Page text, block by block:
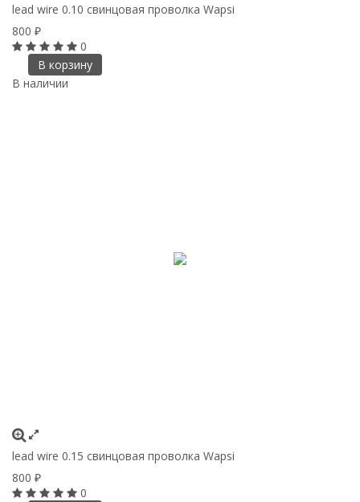
lead wire 0.10 cвинцовая проволка Wapsi
800 ₽
0
В корзину
В наличии
lead wire 0.15 cвинцовая проволка Wapsi
800 ₽
0